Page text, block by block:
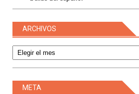
ARCHIVOS
META